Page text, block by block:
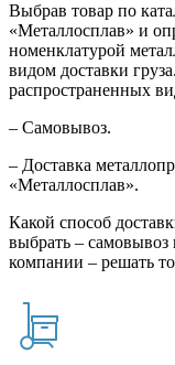
Выбрав товар по
«Металлосплав» и
номенклатурой
видом доставки
распространенных
– Самовывоз.
– Доставка
«Металлосплав».
Какой способ
выбрать –
компании – решать